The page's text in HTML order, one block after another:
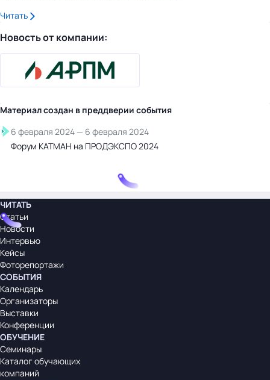
Читать
Новость от компании:
Материал создан в преддверии события
6 февраля 2024 — 6 февраля 2024
Форум КАТМАН на ПРОДЭКСПО 2024
ЧИТАТЬ
Статьи
Новости
Интервью
Кейсы
Фоторепортажи
СОБЫТИЯ
Календарь
Организаторы
Выставки
Конференции
ОБУЧЕНИЕ
Семинары
Каталог обучающих
компаний